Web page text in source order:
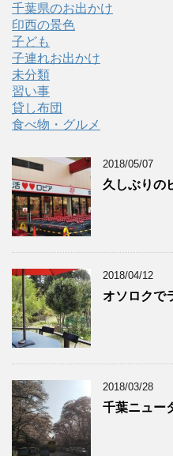
千葉県のお出かけ
印西の景色
子ども
子連れお出かけ
未分類
習い事
貸し布団
食べ物・グルメ
2018/05/07
久しぶりの
2018/04/12
オソロクで
2018/03/28
千葉ニュー